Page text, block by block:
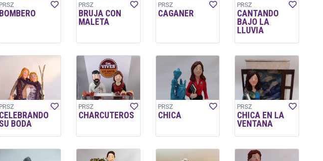
BOMBERO
PRSZ
BRUJA CON
MALETA
PRSZ
CAGANER
PRSZ
CANTANDO
BAJO LA
LLUVIA
CELEBRANDO
SU BODA
PRSZ
CHARCUTEROS
PRSZ
CHICA
PRSZ
CHICA EN LA
VENTANA